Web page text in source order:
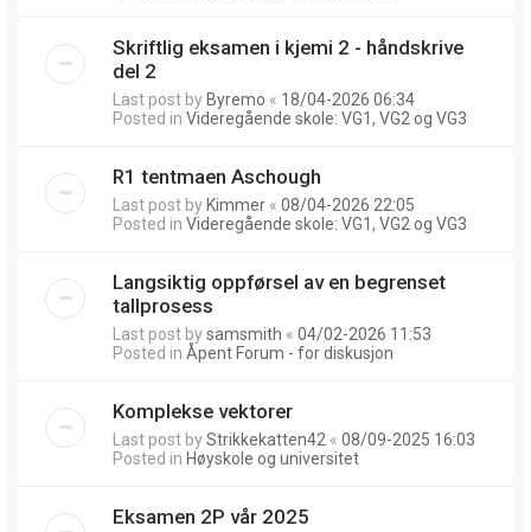
Skriftlig eksamen i kjemi 2 - håndskrive
del 2
Last post by Byremo « 18/04-2026 06:34
Posted in Videregående skole: VG1, VG2 og VG3
R1 tentmaen Aschough
Last post by Kimmer « 08/04-2026 22:05
Posted in Videregående skole: VG1, VG2 og VG3
Langsiktig oppførsel av en begrenset
tallprosess
Last post bysamsmith « 04/02-2026 11:53
Posted in Åpent Forum - for diskusjon
Komplekse vektorer
Last post byStrikkekatten42 « 08/09-2025 16:03
Posted in Høyskole og universitet
Eksamen 2P vår 2025